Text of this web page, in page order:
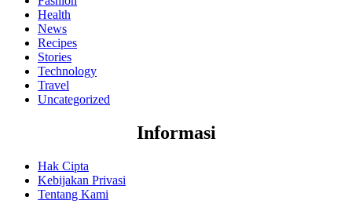
Health
News
Recipes
Stories
Technology
Travel
Uncategorized
Informasi
Hak Cipta
Kebijakan Privasi
Tentang Kami